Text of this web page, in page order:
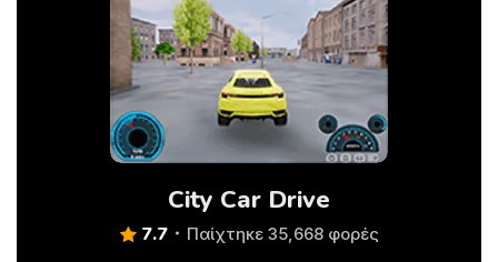
City Car Drive
7.7 Παίχτηκε 35,668 φορές